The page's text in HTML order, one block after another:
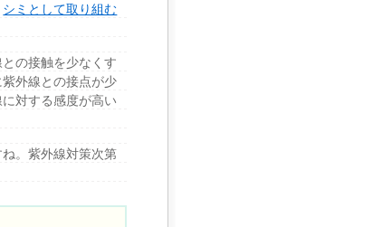
シミとして取り組む
の接触を少なくす
外線との接点が少
対する感度が高い
。紫外線対策次第